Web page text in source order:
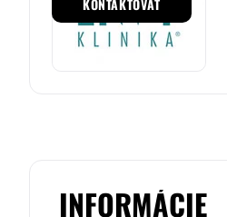
KONTAKTOVAŤ
INFORMÁCIE